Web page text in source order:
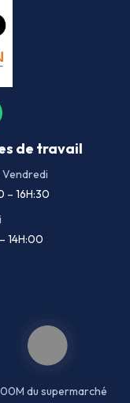
de travail
Vendredi
– 16H:30
14H:00
du supermarché